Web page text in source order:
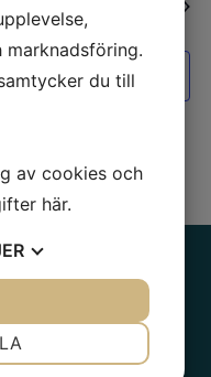
du till
av cookies och
här.